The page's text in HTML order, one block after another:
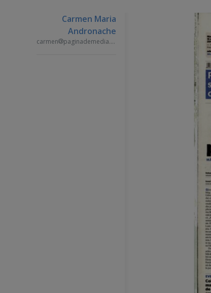
Carmen Maria
Andronache
carmen paginademedia.ro